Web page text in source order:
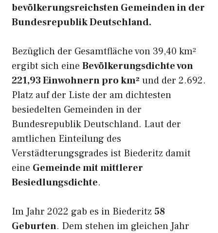
bevölkerungsreichsten Gemeinden in der
Bundesrepublik Deutschland.
Bezüglich der Gesamtfläche von 39,40 km²
ergibt sich eine Bevölkerungsdichte von
221,93 Einwohnern pro km² und der 2.692.
Platz auf der Liste der am dichtesten
besiedelten Gemeinden in der
Bundesrepublik Deutschland. Laut der
amtlichen Einteilung des
Verstädterungsgrades ist Biederitz damit
eine Gemeinde mit mittlerer
Besiedlungsdichte.
Im Jahr 2022 gab es in Biederitz 58
Geburten. Dem stehen im gleichen Jahr